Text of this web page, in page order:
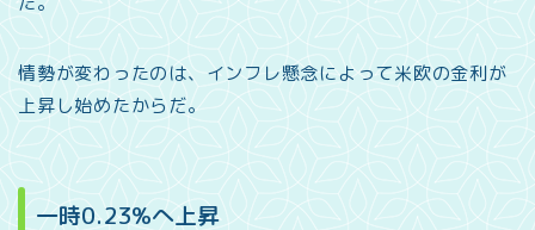
情勢が変わったのは、インフレ懸念によって米欧の金利が
上昇し始めたからだ。
一時0.23%へ上昇